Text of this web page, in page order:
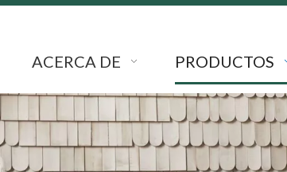
ACERCA DE PRODUCTOS